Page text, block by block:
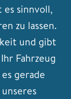
sinnvoll,
zu lassen.
und gibt
Fahrzeug
gerade